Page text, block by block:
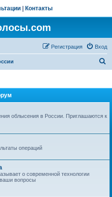
Контакты
Вход
Регистрация
облысения в России. Приглашаются к
операций
о современной технологии
вопросы